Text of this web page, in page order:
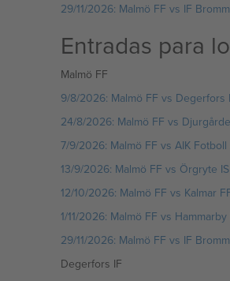
29/11/2026: Malmö FF vs IF
Entradas para
Malmö FF
9/8/2026: Malmö FF vs Degerfors
24/8/2026: Malmö FF vs
7/9/2026: Malmö FF vs AIK
13/9/2026: Malmö FF vs Örgryte
12/10/2026: Malmö FF vs Kalmar
1/11/2026: Malmö FF vs
29/11/2026: Malmö FF vs IF
Degerfors IF